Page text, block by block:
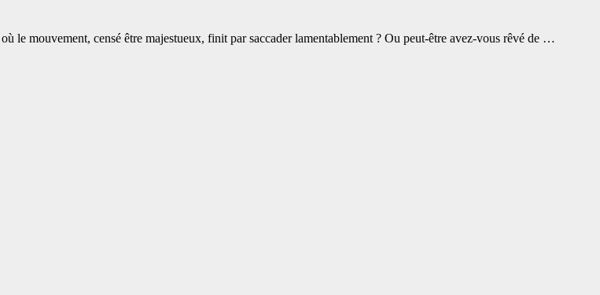
le mouvement, censé être majestueux, finit par saccader lamentablement ? Ou peut-être avez-vous rêvé de …